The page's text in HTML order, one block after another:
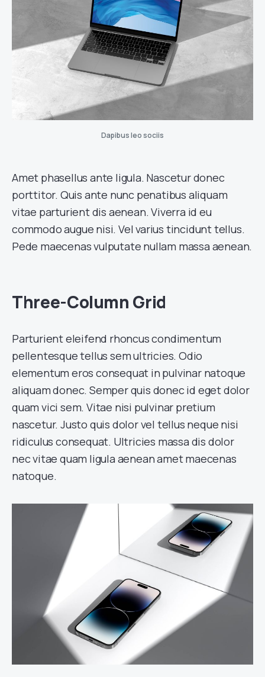
Dapibus leo sociis
Amet phasellus ante ligula. Nascetur donec
porttitor. Quis ante nunc penatibus aliquam
vitae parturient dis aenean. Viverra id eu
commodo augue nisi. Vel varius tincidunt tellus.
Pede maecenas vulputate nullam massa aenean.
Three-Column Grid
Parturient eleifend rhoncus condimentum
pellentesque tellus sem ultricies. Odio
elementum eros consequat in pulvinar natoque
aliquam donec. Semper quis donec id eget dolor
quam vici sem. Vitae nisi pulvinar pretium
nascetur. Justo quis dolor vel tellus neque nisi
ridiculus consequat. Ultricies massa dis dolor
nec vitae quam ligula aenean amet maecenas
natoque.